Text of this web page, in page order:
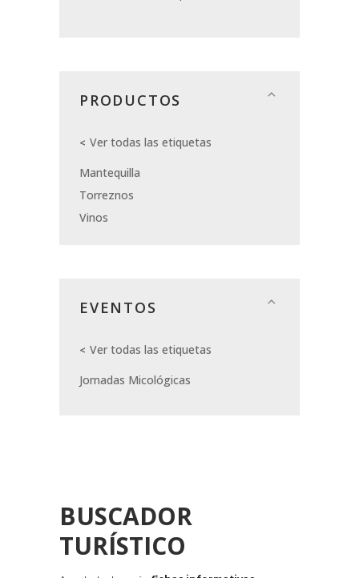
PRODUCTOS
Ver todas las etiquetas
Mantequilla
Torreznos
Vinos
EVENTOS
Ver todas las etiquetas
Jornadas Micológicas
BUSCADOR
TURÍSTICO